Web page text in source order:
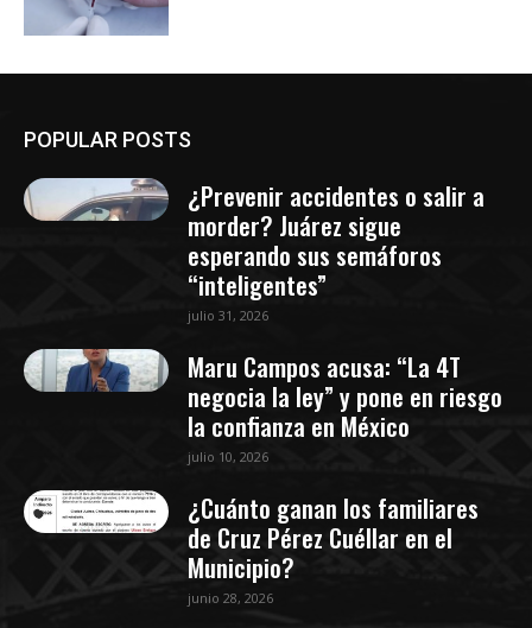
POPULAR POSTS
¿Prevenir accidentes o salir a
morder? Juárez sigue
esperando sus semáforos
“inteligentes”
julio 31, 2026
Maru Campos acusa: “La 4T
negocia la ley” y pone en riesgo
la confianza en México
julio 10, 2026
¿Cuánto ganan los familiares
de Cruz Pérez Cuéllar en el
Municipio?
junio 28, 2026